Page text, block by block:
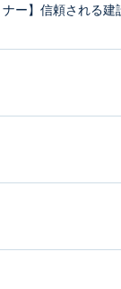
ナー】信頼される